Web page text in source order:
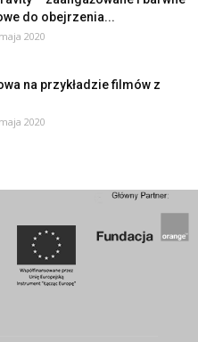
do obejrzenia...
2020
na przykładzie filmów z
2020